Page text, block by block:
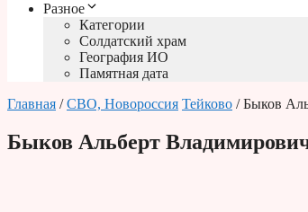
Разное
Категории
Солдатский храм
География ИО
Памятная дата
Главная /СВО, Новороссия Тейково / Быков
Быков Альберт